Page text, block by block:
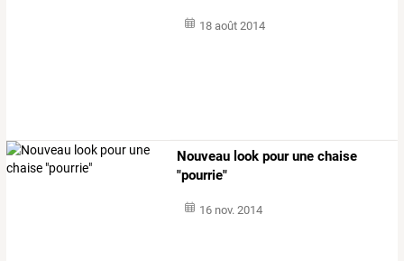
18 août 2014
Nouveau look pour une chaise
"pourrie"
16 nov. 2014